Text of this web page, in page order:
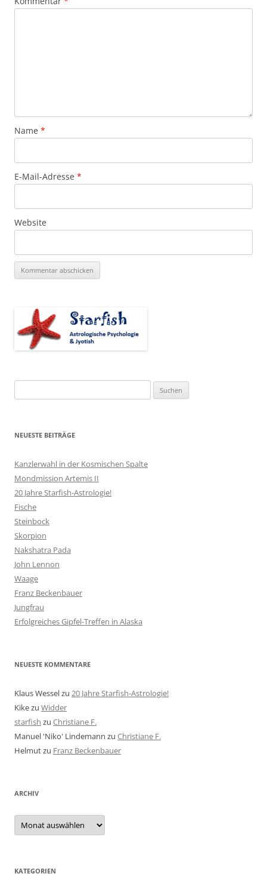
Name *
E-Mail-Adresse *
Website
nach:
NEUESTE BEITRÄGE
Kanzlerwahl in der Kosmischen Spalte
Mondmission Artemis II
20 Jahre Starfish-Astrologie!
Fische
Steinbock
Skorpion
Nakshatra Pada
John Lennon
Waage
Franz Beckenbauer
Jungfrau
Erfolgreiches Gipfel-Treffen in Alaska
NEUESTE KOMMENTARE
Klaus Wesselzu 20 Jahre Starfish-Astrologie!
Kikezu Widder
starfish zu Christiane F.
Manuel 'Niko' Lindemann zu Christiane F.
Helmutzu Franz Beckenbauer
ARCHIV
Archiv
KATEGORIEN